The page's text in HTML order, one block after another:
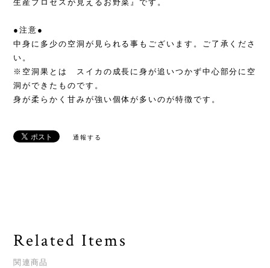
生産プロセスが見えるお野菜』です。
●注意●
中身に多少の空洞が見られる事もございます。ご了承くださ
い。
※空洞果とは スイカの成長に身が追いつかず中心部分に空
洞ができたものです。
身が柔らかく甘みが強い個体が多いのが特徴です。
通報する
Related Items
関連商品